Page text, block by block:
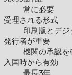
常に必要
受理される形式
印刷版とデジ
発行者が重要
機関の承認を
入国時から有効
最長3年